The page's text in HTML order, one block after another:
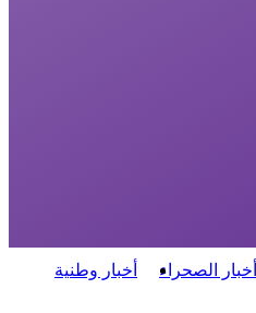
أخبار الصحراء أخبار وطنية